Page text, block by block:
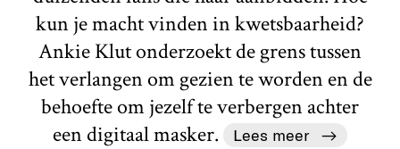
kun je macht vinden in kwetsbaarheid?
Ankie Klut onderzoekt de grens tussen
het verlangen om gezien te worden en de
behoefte om jezelf te verbergen achter
een digitaal masker.
Lees meer